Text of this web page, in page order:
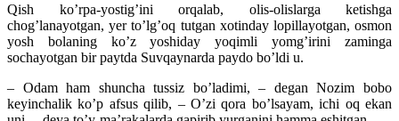
Qish ko’rpa-yostig’ini orqalab, olis-olislarga ketishga
chog’lanayotgan, yer to’lg’oq tutgan xotinday lopillayotgan, osmon
yosh bolaning ko’z yoshiday yoqimli yomg’irini zaminga
sochayotgan bir paytda Suvqaynarda paydo bo’ldi u.
– Odam ham shuncha tussiz bo’ladimi, – degan Nozim bobo
keyinchalik ko’p afsus qilib, – O’zi qora bo’lsayam, ichi oq ekan